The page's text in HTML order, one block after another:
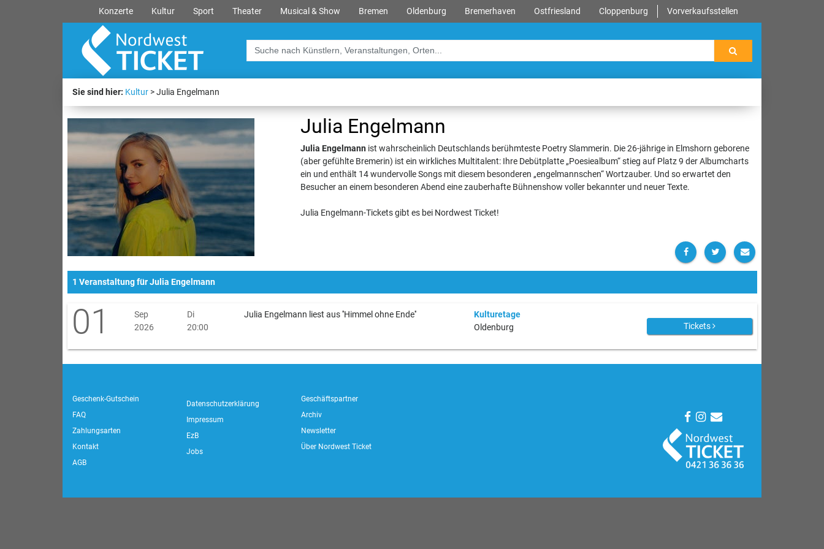
Konzerte Kultur Sport Theater Musical & Show Bremen Oldenburg Bremerhaven Ostfriesland Cloppenburg Vorverkaufsstellen
Sie sind hier: Kultur Julia Engelmann
Julia Engelmann
Julia Engelmannist wahrscheinlich Deutschlands berühmteste Poetry Slammerin. Die 26-jährige in Elmshorn geborene
(aber gefühlte Bremerin) ist ein wirkliches Multitalent: Ihre Debütplatte „Poesiealbum“ stieg auf Platz 9 der Albumcharts
ein und enthält 14 wundervolle Songs mit diesem besonderen „engelmannschen“ Wortzauber. Und so erwartet den
Besucher an einem besonderen Abend eine zauberhafte Bühnenshow voller bekannter und neuer Texte.
Julia Engelmann-Tickets gibt es bei Nordwest Ticket!
1 Veranstaltung für Julia Engelmann
01
Sep
2026
Di
20:00
Julia Engelmann liest aus ''Himmel ohne Ende''
Kulturetage
Oldenburg
Tickets
Geschenk-Gutschein
FAQ
Zahlungsarten
Kontakt
AGB
Datenschutzerklärung
Impressum
EzB
Jobs
Geschäftspartner
Archiv
Newsletter
Über Nordwest Ticket